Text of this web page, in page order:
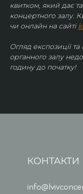
квитком, який дає
концертного залу.
чи онлайн на сайті
Огляд експозиції
органного залу
годину до початку!
КОНТАКТИ